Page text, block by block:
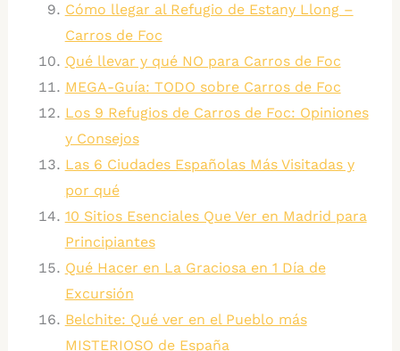
Cómo llegar al Refugio de Estany Llong –
Carros de Foc
Qué llevar y qué NO para Carros de Foc
MEGA-Guía: TODO sobre Carros de Foc
Los 9 Refugios de Carros de Foc: Opiniones
y Consejos
Las 6 Ciudades Españolas Más Visitadas y
por qué
10 Sitios Esenciales Que Ver en Madrid para
Principiantes
Qué Hacer en La Graciosa en 1 Día de
Excursión
Belchite: Qué ver en el Pueblo más
MISTERIOSO de España